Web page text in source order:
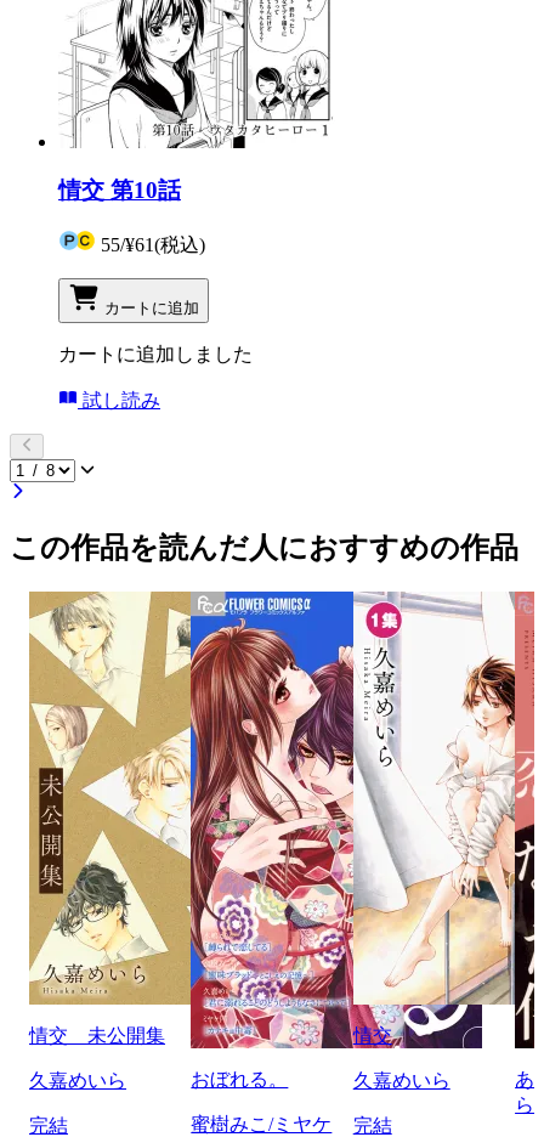
情交 第10話
55/¥61(税込)
カートに追加
カートに追加しました
試し読み
この作品を読んだ人におすすめの作品
情交 未公開集
久嘉めいら
完結
おぼれる。
蜜樹みこ/ミヤケ
情交
久嘉めいら
完結
あ
ら